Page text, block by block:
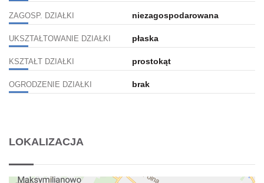
ZAGOSP. DZIAŁKI niezagospodarowana
UKSZTAŁTOWANIE DZIAŁKI płaska
KSZTAŁT DZIAŁKI prostokąt
OGRODZENIE DZIAŁKI brak
LOKALIZACJA